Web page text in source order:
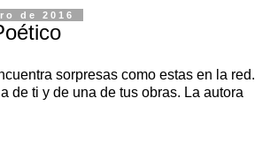
de 2016
sorpresas como estas en la red.
de ti y de una de tus obras. La autora